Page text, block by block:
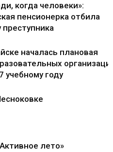
когда человеки»:
пенсионерка отбила
началась плановая
учебному году
лето»